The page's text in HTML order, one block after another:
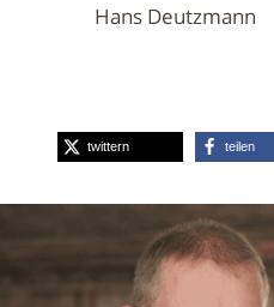
Hans Deutzmann
twittern teilen